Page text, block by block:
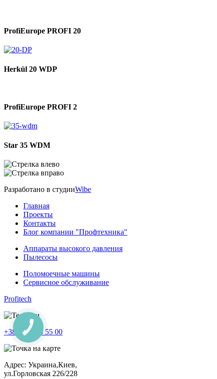
ProfiEurope PROFI 20
Herkül 20 WDP
ProfiEurope PROFI 2
Star 35 WDM
Разработано в студииWibe
Главная
Проекты
Контакты
Блог компании "Профтехника"
Аппараты высокого давления
Пылесосы
Поломоечные машины
Сервисное обслуживание
Profitech
+38 050 105 55 00
Адрес: Украина,Киев,
ул.Горловская 226/228